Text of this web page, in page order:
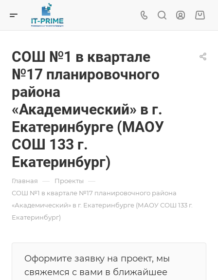
СОШ №1 в квартале
№17 планировочного
района
«Академический» в г.
Екатеринбурге (МАОУ
СОШ 133 г.
Екатеринбург)
Главная — Проекты —
СОШ №1 в квартале №17 планировочного района
«Академический» в г. Екатеринбурге (МАОУ СОШ 133 г.
Екатеринбург)
Оформите заявку на проект, мы
свяжемся с вами в ближайшее